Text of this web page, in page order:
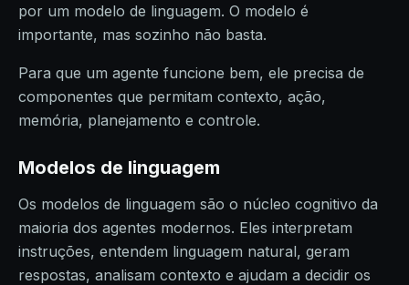
por um modelo de linguagem. O modelo é
importante, mas sozinho não basta.
Para que um agente funcione bem, ele precisa de
componentes que permitam contexto, ação,
memória, planejamento e controle.
Modelos de linguagem
Os modelos de linguagem são o núcleo cognitivo da
maioria dos agentes modernos. Eles interpretam
instruções, entendem linguagem natural, geram
respostas, analisam contexto e ajudam a decidir os